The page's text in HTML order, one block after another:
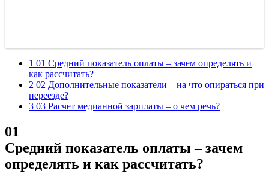
1 01 Средний показатель оплаты – зачем определять и
как рассчитать?
2 02 Дополнительные показатели – на что опираться при
переезде?
3 03 Расчет медианной зарплаты – о чем речь?
01
Средний показатель оплаты – зачем
определять и как рассчитать?